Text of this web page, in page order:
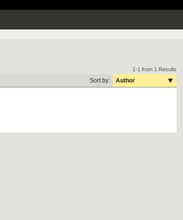
1-1 from 1 Results
Sort by: Author